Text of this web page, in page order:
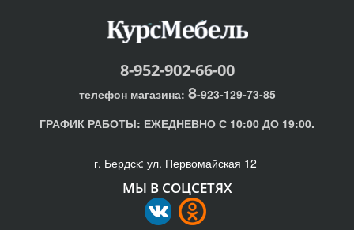
8-952-902-66-00
телефон магазина: 8-923-129-73-85
ГРАФИК РАБОТЫ: ЕЖЕДНЕВНО С 10:00 ДО 19:00.
г. Бердск: ул. Первомайская 12
МЫ В СОЦСЕТЯХ